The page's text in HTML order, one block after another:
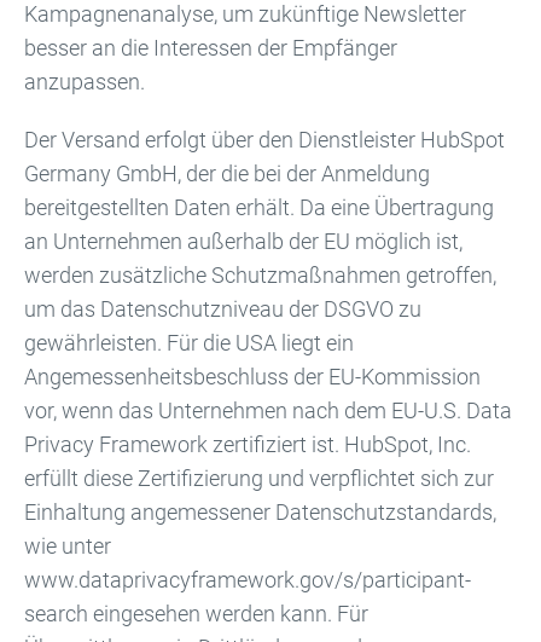
Kampagnenanalyse, um zukünftige Newsletter
besser an die Interessen der Empfänger
anzupassen.
Der Versand erfolgt über den Dienstleister HubSpot
Germany GmbH, der die bei der Anmeldung
bereitgestellten Daten erhält. Da eine Übertragung
an Unternehmen außerhalb der EU möglich ist,
werden zusätzliche Schutzmaßnahmen getroffen,
um das Datenschutzniveau der DSGVO zu
gewährleisten. Für die USA liegt ein
Angemessenheitsbeschluss der EU-Kommission
vor, wenn das Unternehmen nach dem EU-U.S. Data
Privacy Framework zertifiziert ist. HubSpot, Inc.
erfüllt diese Zertifizierung und verpflichtet sich zur
Einhaltung angemessener Datenschutzstandards,
wie unter
www.dataprivacyframework.gov/s/participant-
search eingesehen werden kann. Für